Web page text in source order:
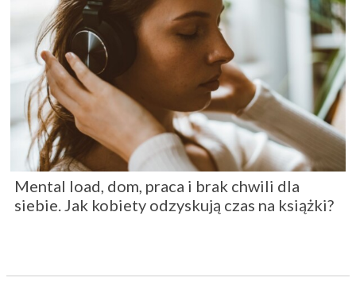
Mental load, dom, praca i brak chwili dla
siebie. Jak kobiety odzyskują czas na książki?